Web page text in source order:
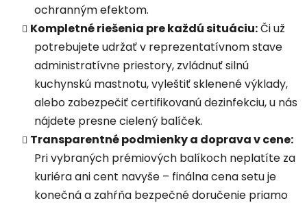
u
ochranným efektom.
Kompletné riešenia pre každú situáciu:Či už
potrebujete udržať v reprezentatívnom stave
administratívne priestory, zvládnuť silnú
kuchynskú mastnotu, vyleštiť sklenené výklady,
alebo zabezpečiť certifikovanú dezinfekciu, u nás
nájdete presne cielený balíček.
Transparentné podmienky a doprava v cene:
Pri vybraných prémiových balíkoch neplatíte za
kuriéra ani cent navyše – finálna cena setu je
konečná a zahŕňa bezpečné doručenie priamo